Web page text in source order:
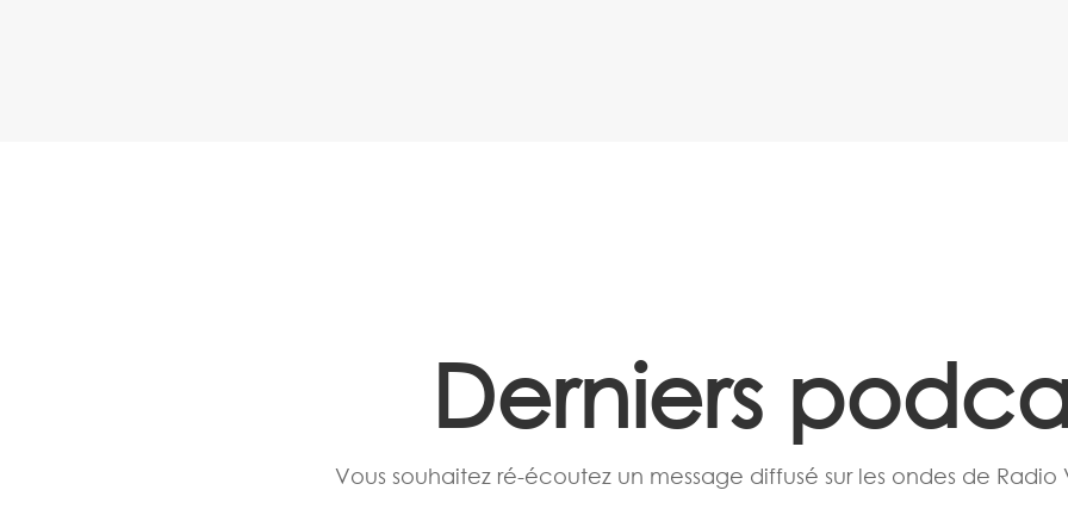
Derniers
Vous souhaitez ré-écoutez un message diffusé sur les ondes de Radio